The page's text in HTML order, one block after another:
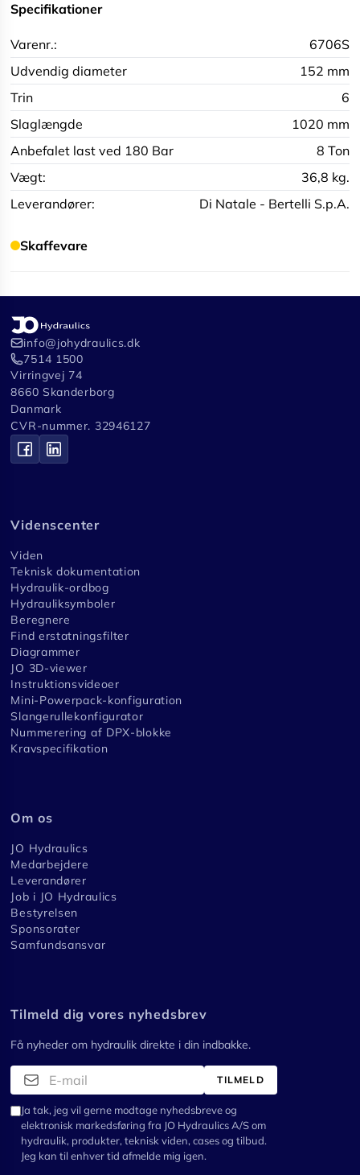
Specifikationer
Varenr.:
6706S
Udvendig diameter
152 mm
Trin
6
Slaglængde
1020 mm
Anbefalet last ved 180 Bar
8 Ton
Vægt:
36,8 kg.
Leverandører:
Di Natale - Bertelli S.p.A.
Skaffevare
info@johydraulics.dk
7514 1500
Virringvej 74
8660 Skanderborg
Danmark
CVR-nummer. 32946127
Videnscenter
Viden
Teknisk dokumentation
Hydraulik-ordbog
Hydrauliksymboler
Beregnere
Find erstatningsfilter
Diagrammer
JO 3D-viewer
Instruktionsvideoer
Mini-Powerpack-konfiguration
Slangerullekonfigurator
Nummerering af DPX-blokke
Kravspecifikation
Om os
JO Hydraulics
Medarbejdere
Leverandører
Job i JO Hydraulics
Bestyrelsen
Sponsorater
Samfundsansvar
Tilmeld dig vores nyhedsbrev
Få nyheder om hydraulik direkte i din indbakke.
TILMELD
Ja tak, jeg vil gerne modtage nyhedsbreve og
elektronisk markedsføring fra JO Hydraulics A/S om
hydraulik, produkter, teknisk viden, cases og tilbud.
Jeg kan til enhver tid afmelde mig igen.